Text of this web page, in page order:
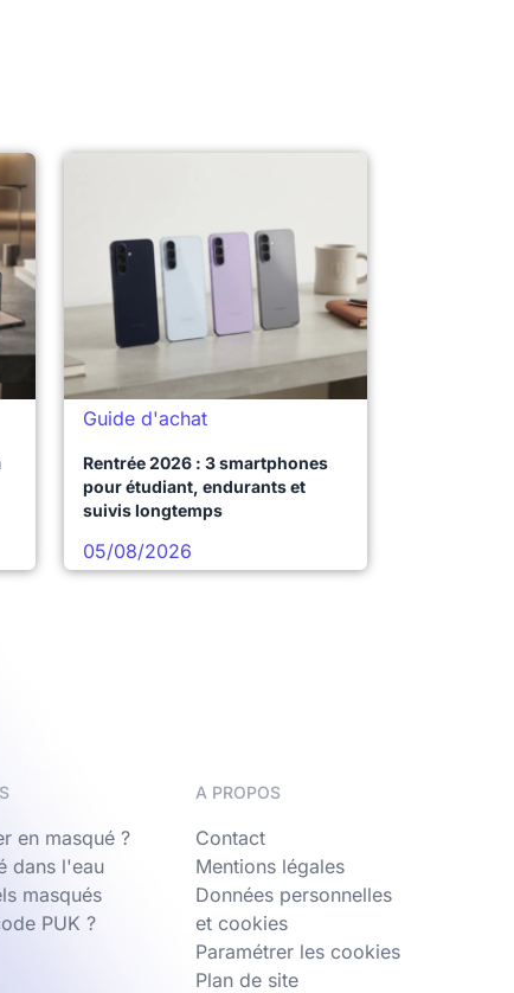
Guide d'achat
Rentrée 2026 : 3 smartphones
pour étudiant, endurants et
suivis longtemps
05/08/2026
en masqué ?
dans l'eau
masqués
PUK ?
A PROPOS
Contact
Mentions légales
Données personnelles
et cookies
Paramétrer les cookies
Plan de site